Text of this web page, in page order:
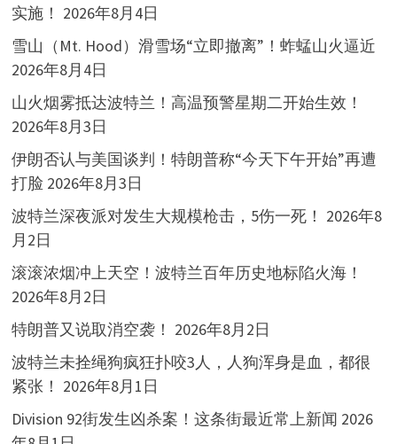
实施！ 2026年8月4日
雪山（Mt. Hood）滑雪场“立即撤离”！蚱蜢山火逼近
2026年8月4日
山火烟雾抵达波特兰！高温预警星期二开始生效！
2026年8月3日
伊朗否认与美国谈判！特朗普称“今天下午开始”再遭
打脸 2026年8月3日
波特兰深夜派对发生大规模枪击，5伤一死！ 2026年8
月2日
滚滚浓烟冲上天空！波特兰百年历史地标陷火海！
2026年8月2日
特朗普又说取消空袭！ 2026年8月2日
波特兰未拴绳狗疯狂扑咬3人，人狗浑身是血，都很
紧张！ 2026年8月1日
Division 92街发生凶杀案！这条街最近常上新闻 2026